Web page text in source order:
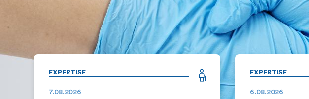
EXPERTISE
7.08.2026
EXPERTISE
6.08.2026